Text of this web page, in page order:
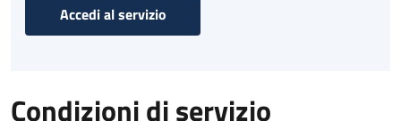
Accedi al servizio
Condizioni di servizio